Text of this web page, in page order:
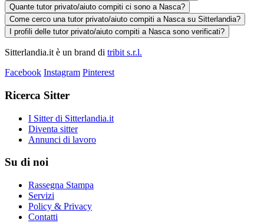
Quante tutor privato/aiuto compiti ci sono a Nasca?
Come cerco una tutor privato/aiuto compiti a Nasca su Sitterlandia?
I profili delle tutor privato/aiuto compiti a Nasca sono verificati?
Sitterlandia.it è un brand di tribit s.r.l.
Facebook Instagram Pinterest
Ricerca Sitter
I Sitter di Sitterlandia.it
Diventa sitter
Annunci di lavoro
Su di noi
Rassegna Stampa
Servizi
Policy & Privacy
Contatti